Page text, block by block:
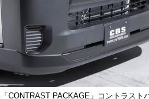
CONTRAST PACKAGE」コントラスト